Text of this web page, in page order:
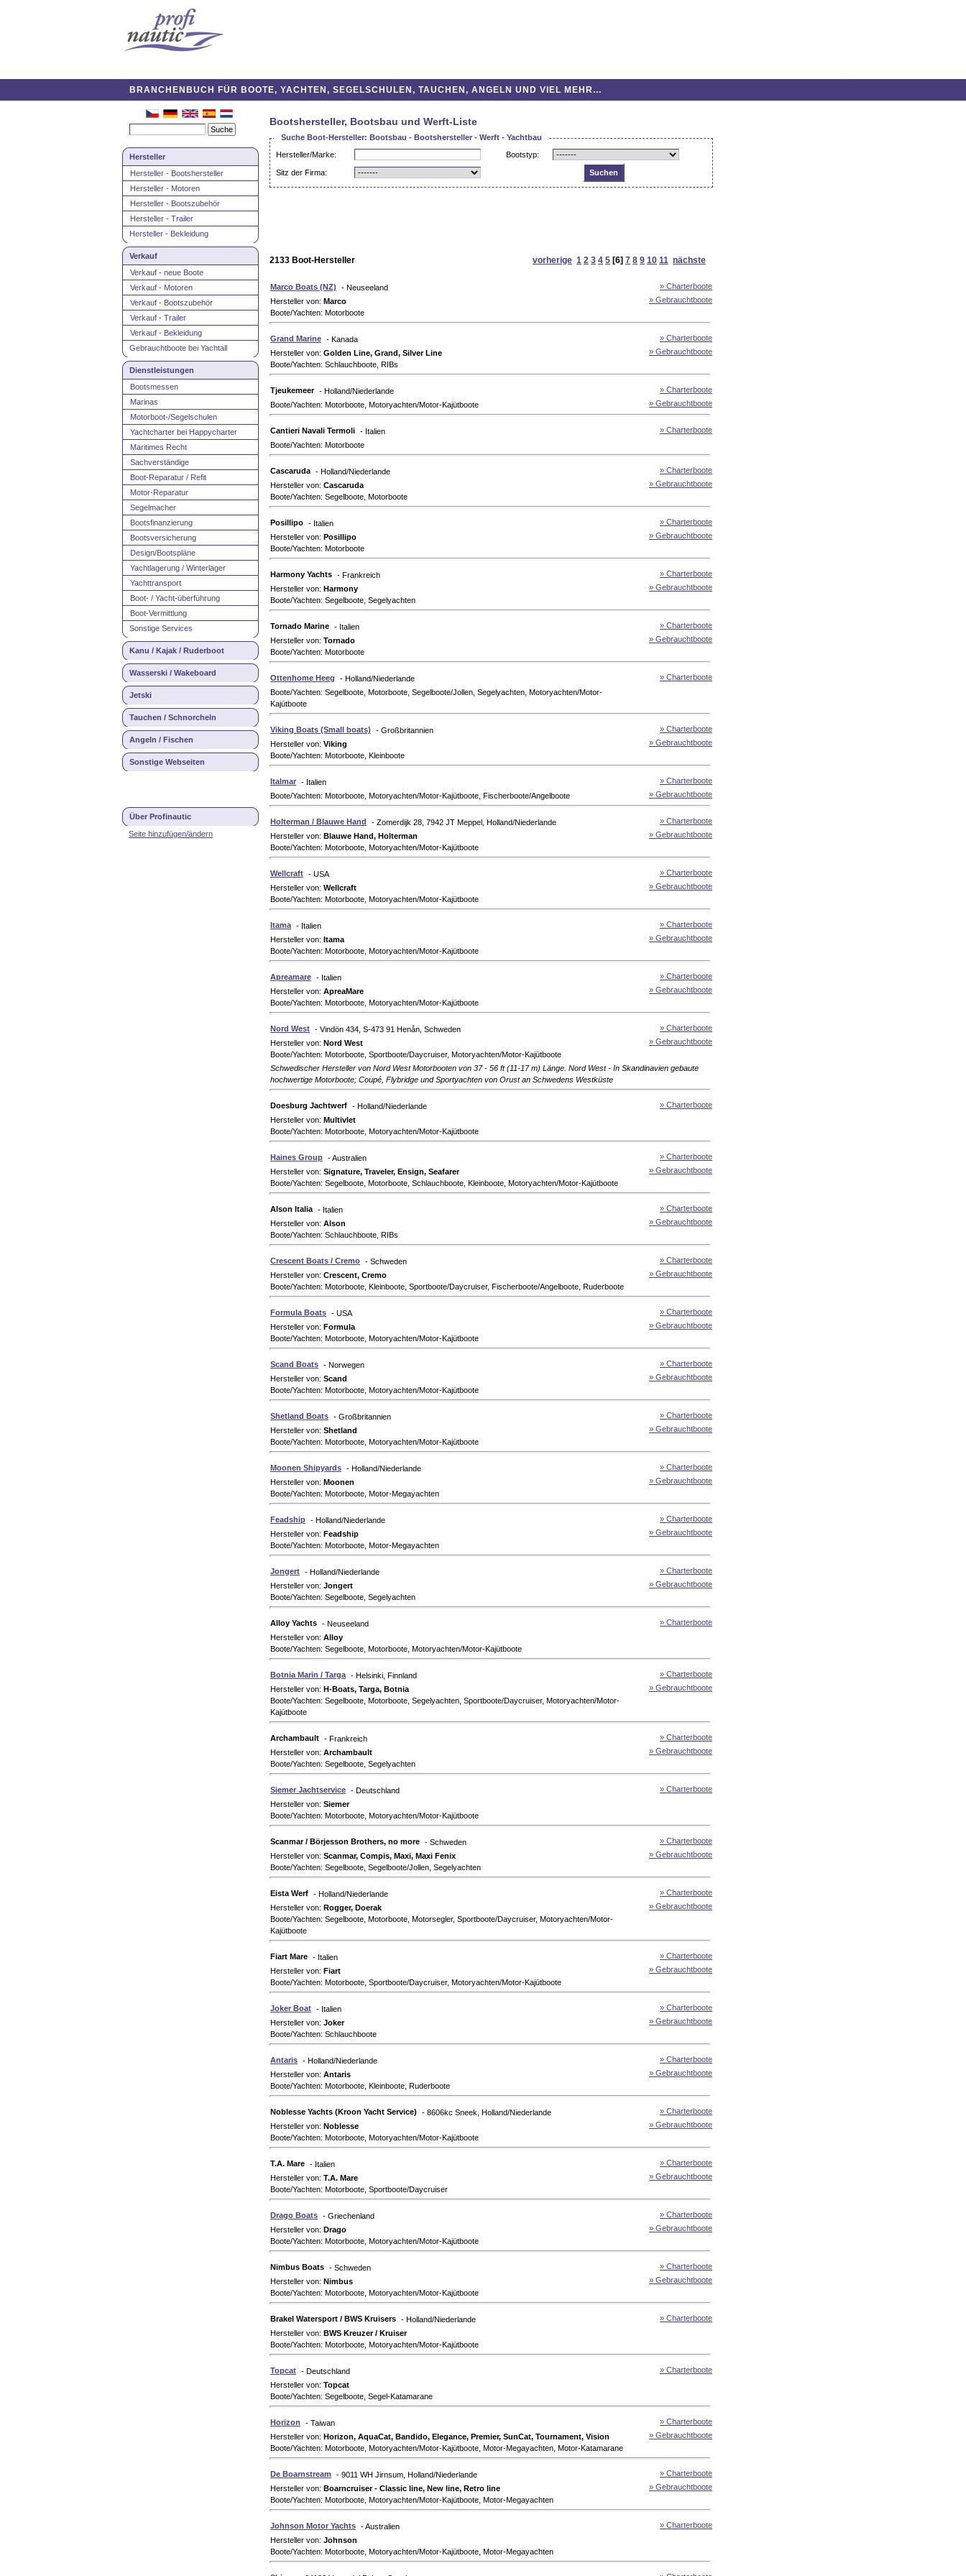
BRANCHENBUCH FÜR BOOTE, YACHTEN, SEGELSCHULEN, TAUCHEN, ANGELN UND VIEL MEHR...
Hersteller
Hersteller - Bootshersteller
Hersteller - Motoren
Hersteller - Bootszubehör
Hersteller - Trailer
Hersteller - Bekleidung
Verkauf
Verkauf - neue Boote
Verkauf - Motoren
Verkauf - Bootszubehör
Verkauf - Trailer
Verkauf - Bekleidung
Gebrauchtboote bei Yachtall
Dienstleistungen
Bootsmessen
Marinas
Motorboot-/Segelschulen
Yachtcharter bei Happycharter
Maritimes Recht
Sachverständige
Boot-Reparatur / Refit
Motor-Reparatur
Segelmacher
Bootsfinanzierung
Bootsversicherung
Design/Bootspläne
Yachtlagerung / Winterlager
Yachttransport
Boot- / Yacht-überführung
Boot-Vermittlung
Sonstige Services
Kanu / Kajak / Ruderboot
Wasserski / Wakeboard
Jetski
Tauchen / Schnorcheln
Angeln / Fischen
Sonstige Webseiten
Über Profinautic
Seite hinzufügen/ändern
Bootshersteller, Bootsbau und Werft-Liste
Suche Boot-Hersteller: Bootsbau - Bootshersteller - Werft - Yachtbau
Hersteller/Marke:
Bootstyp:
Sitz der Firma:
2133 Boot-Hersteller vorherige 1 2 3 4 5 [6] 7 8 9 10 11 nächste
» Charterboote
» Gebrauchtboote
Marco Boats (NZ)
- Neuseeland
Hersteller von: Marco
Boote/Yachten: Motorboote
» Charterboote
» Gebrauchtboote
Grand Marine - Kanada
Hersteller von: Golden Line, Grand, Silver Line
Boote/Yachten: Schlauchboote, RIBs
» Charterboote
» Gebrauchtboote
Tjeukemeer - Holland/Niederlande
Boote/Yachten: Motorboote, Motoryachten/Motor-Kajütboote
» Charterboote
Cantieri Navali Termoli - Italien
Boote/Yachten: Motorboote
» Charterboote
» Gebrauchtboote
Cascaruda - Holland/Niederlande
Hersteller von: Cascaruda
Boote/Yachten: Segelboote, Motorboote
» Charterboote
» Gebrauchtboote
Posillipo - Italien
Hersteller von: Posillipo
Boote/Yachten: Motorboote
» Charterboote
» Gebrauchtboote
Harmony Yachts - Frankreich
Hersteller von: Harmony
Boote/Yachten: Segelboote, Segelyachten
» Charterboote
» Gebrauchtboote
Tornado Marine - Italien
Hersteller von: Tornado
Boote/Yachten: Motorboote
» Charterboote
Ottenhome Heeg
- Holland/Niederlande
Boote/Yachten: Segelboote, Motorboote, Segelboote/Jollen, Segelyachten, Motoryachten/Motor-
Kajütboote
» Charterboote
» Gebrauchtboote
Viking Boats (Small boats)
- Großbritannien
Hersteller von: Viking
Boote/Yachten: Motorboote, Kleinboote
» Charterboote
» Gebrauchtboote
Italmar - Italien
Boote/Yachten: Motorboote, Motoryachten/Motor-Kajütboote, Fischerboote/Angelboote
» Charterboote
» Gebrauchtboote
Holterman / Blauwe Hand
- Zomerdijk 28, 7942 JT Meppel, Holland/Niederlande
Hersteller von: Blauwe Hand, Holterman
Boote/Yachten: Motorboote, Motoryachten/Motor-Kajütboote
» Charterboote
» Gebrauchtboote
Wellcraft - USA
Hersteller von: Wellcraft
Boote/Yachten: Motorboote, Motoryachten/Motor-Kajütboote
» Charterboote
» Gebrauchtboote
Itama - Italien
Hersteller von: Itama
Boote/Yachten: Motorboote, Motoryachten/Motor-Kajütboote
» Charterboote
» Gebrauchtboote
Apreamare - Italien
Hersteller von: ApreaMare
Boote/Yachten: Motorboote, Motoryachten/Motor-Kajütboote
» Charterboote
» Gebrauchtboote
Nord West - Vindön 434, S-473 91 Henån, Schweden
Hersteller von: Nord West
Boote/Yachten: Motorboote, Sportboote/Daycruiser, Motoryachten/Motor-Kajütboote
Schwedischer Hersteller von Nord West Motorbooten von 37 - 56 ft (11-17 m) Länge. Nord West - In Skandinavien gebaute
hochwertige Motorboote; Coupé, Flybridge und Sportyachten von Orust an Schwedens Westküste
» Charterboote
Doesburg Jachtwerf - Holland/Niederlande
Hersteller von: Multivlet
Boote/Yachten: Motorboote, Motoryachten/Motor-Kajütboote
» Charterboote
» Gebrauchtboote
Haines Group - Australien
Hersteller von: Signature, Traveler, Ensign, Seafarer
Boote/Yachten: Segelboote, Motorboote, Schlauchboote, Kleinboote, Motoryachten/Motor-Kajütboote
» Charterboote
» Gebrauchtboote
Alson Italia - Italien
Hersteller von: Alson
Boote/Yachten: Schlauchboote, RIBs
» Charterboote
» Gebrauchtboote
Crescent Boats / Cremo - Schweden
Hersteller von: Crescent, Cremo
Boote/Yachten: Motorboote, Kleinboote, Sportboote/Daycruiser, Fischerboote/Angelboote, Ruderboote
» Charterboote
» Gebrauchtboote
Formula Boats - USA
Hersteller von: Formula
Boote/Yachten: Motorboote, Motoryachten/Motor-Kajütboote
» Charterboote
» Gebrauchtboote
Scand Boats - Norwegen
Hersteller von: Scand
Boote/Yachten: Motorboote, Motoryachten/Motor-Kajütboote
» Charterboote
» Gebrauchtboote
Shetland Boats - Großbritannien
Hersteller von: Shetland
Boote/Yachten: Motorboote, Motoryachten/Motor-Kajütboote
» Charterboote
» Gebrauchtboote
Moonen Shipyards - Holland/Niederlande
Hersteller von: Moonen
Boote/Yachten: Motorboote, Motor-Megayachten
» Charterboote
» Gebrauchtboote
Feadship - Holland/Niederlande
Hersteller von: Feadship
Boote/Yachten: Motorboote, Motor-Megayachten
» Charterboote
» Gebrauchtboote
Jongert - Holland/Niederlande
Hersteller von: Jongert
Boote/Yachten: Segelboote, Segelyachten
» Charterboote
Alloy Yachts - Neuseeland
Hersteller von: Alloy
Boote/Yachten: Segelboote, Motorboote, Motoryachten/Motor-Kajütboote
» Charterboote
» Gebrauchtboote
Botnia Marin / Targa - Helsinki, Finnland
Hersteller von: H-Boats, Targa, Botnia
Boote/Yachten: Segelboote, Motorboote, Segelyachten, Sportboote/Daycruiser, Motoryachten/Motor-
Kajütboote
» Charterboote
» Gebrauchtboote
Archambault - Frankreich
Hersteller von: Archambault
Boote/Yachten: Segelboote, Segelyachten
» Charterboote
Siemer Jachtservice - Deutschland
Hersteller von: Siemer
Boote/Yachten: Motorboote, Motoryachten/Motor-Kajütboote
» Charterboote
» Gebrauchtboote
Scanmar / Börjesson Brothers, no more - Schweden
Hersteller von: Scanmar, Compis, Maxi, Maxi Fenix
Boote/Yachten: Segelboote, Segelboote/Jollen, Segelyachten
» Charterboote
» Gebrauchtboote
Eista Werf - Holland/Niederlande
Hersteller von: Rogger, Doerak
Boote/Yachten: Segelboote, Motorboote, Motorsegler, Sportboote/Daycruiser, Motoryachten/Motor-
Kajütboote
» Charterboote
» Gebrauchtboote
Fiart Mare - Italien
Hersteller von: Fiart
Boote/Yachten: Motorboote, Sportboote/Daycruiser, Motoryachten/Motor-Kajütboote
» Charterboote
» Gebrauchtboote
Joker Boat - Italien
Hersteller von: Joker
Boote/Yachten: Schlauchboote
» Charterboote
» Gebrauchtboote
Antaris - Holland/Niederlande
Hersteller von: Antaris
Boote/Yachten: Motorboote, Kleinboote, Ruderboote
» Charterboote
» Gebrauchtboote
Noblesse Yachts (Kroon Yacht Service)
- 8606kc Sneek, Holland/Niederlande
Hersteller von: Noblesse
Boote/Yachten: Motorboote, Motoryachten/Motor-Kajütboote
» Charterboote
» Gebrauchtboote
T.A. Mare - Italien
Hersteller von: T.A. Mare
Boote/Yachten: Motorboote, Sportboote/Daycruiser
» Charterboote
» Gebrauchtboote
Drago Boats - Griechenland
Hersteller von: Drago
Boote/Yachten: Motorboote, Motoryachten/Motor-Kajütboote
» Charterboote
» Gebrauchtboote
Nimbus Boats - Schweden
Hersteller von: Nimbus
Boote/Yachten: Motorboote, Motoryachten/Motor-Kajütboote
» Charterboote
Brakel Watersport / BWS Kruisers - Holland/Niederlande
Hersteller von: BWS Kreuzer / Kruiser
Boote/Yachten: Motorboote, Motoryachten/Motor-Kajütboote
» Charterboote
Topcat - Deutschland
Hersteller von: Topcat
Boote/Yachten: Segelboote, Segel-Katamarane
» Charterboote
» Gebrauchtboote
Horizon
- Taiwan
Hersteller von: Horizon, AquaCat, Bandido, Elegance, Premier, SunCat, Tournament, Vision
Boote/Yachten: Motorboote, Motoryachten/Motor-Kajütboote, Motor-Megayachten, Motor-Katamarane
» Charterboote
» Gebrauchtboote
De Boarnstream
- 9011 WH Jirnsum, Holland/Niederlande
Hersteller von: Boarncruiser - Classic line, New line, Retro line
Boote/Yachten: Motorboote, Motoryachten/Motor-Kajütboote, Motor-Megayachten
» Charterboote
Johnson Motor Yachts - Australien
Hersteller von: Johnson
Boote/Yachten: Motorboote, Motoryachten/Motor-Kajütboote, Motor-Megayachten